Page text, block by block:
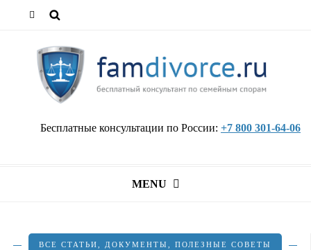
Бесплатные консультации по России: +7 800 301-64-06
MENU
ВСЕ СТАТЬИ ДОКУМЕНТЫ ПОЛЕЗНЫЕ СОВЕТЫ